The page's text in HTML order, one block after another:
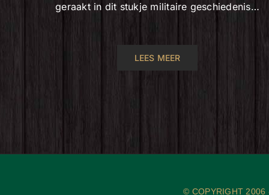
geraakt in dit stukje militaire geschiedenis…
LEES MEER
© COPYRIGHT